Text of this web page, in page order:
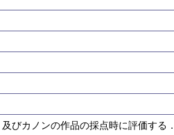
びカノンの作品の採点時に評価する